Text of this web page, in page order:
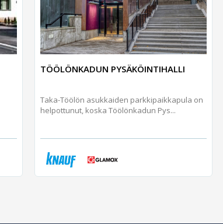
TÖÖLÖNKADUN PYSÄKÖINTIHALLI
Taka-Töölön asukkaiden parkkipaikkapula on
helpottunut, koska Töölönkadun Pys...